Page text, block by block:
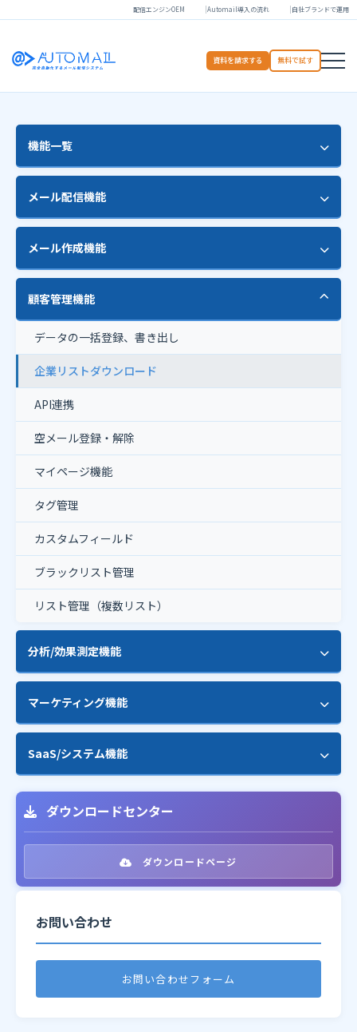
配信エンジンOEM Automail導入の流れ 自社ブランドで運用
資料を請求する 無料で試す
機能一覧
セグメント配信
ステップメール配信
登録・解除フォーム
メール配信レポート
独自ドメイン設定
SMTPサーバー追加設定
メールアドレス事前調査
メール配信機能
予約配信
マルチパート配信
多言語配信
暗号化メール対応（STARTTLS）
添付ファイル配信
一斉配信
パーソナライズ配信
メール作成機能
テンプレート
ガイド機能
プリヘッダー設定
ドラッグ&ドロップビルダー
OpenAI連携（AI文章生成）
顧客管理機能
データの一括登録、書き出し
企業リストダウンロード
API連携
空メール登録・解除
マイページ機能
タグ管理
カスタムフィールド
ブラックリスト管理
リスト管理（複数リスト）
分析/効果測定機能
配信エラー解析・自動処理
顧客のリスト化
コンバージョン計測機能
開封率・クリック率レポート
地域別レポート（地図表示）
リアルタイムダッシュボード
CSVエクスポート
マーケティング機能
メモリー配信
フォーム作成
トリガーメール
フォローメール
ポップアップ機能
ワークフロービルダー
SaaS/システム機能
マルチテナント対応
サブスクリプション管理
ロール・権限管理
GDPR対応
REST API
ダウンロードセンター
ダウンロードページ
お問い合わせ
お問い合わせフォーム